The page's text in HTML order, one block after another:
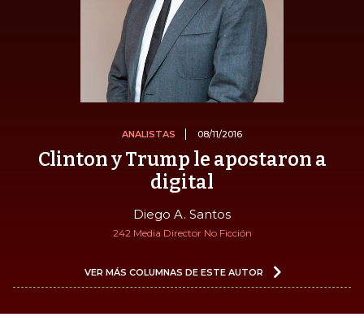
ANALISTAS 08/11/2016
Clinton y Trump le apostaron a
digital
Diego A. Santos
242 Media Director No Ficción
VER MÁS COLUMNAS DE ESTE AUTOR